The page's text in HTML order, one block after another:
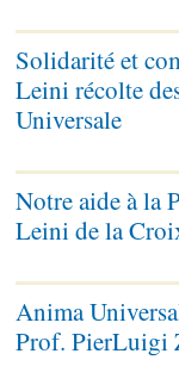
Solidarité et
Leini récolte
Universale
Notre aide à la
Leini de la
Anima
Prof. PierLuigi